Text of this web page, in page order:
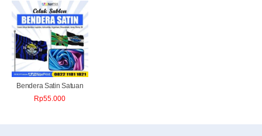
Bendera Satin Satuan
Rp55.000